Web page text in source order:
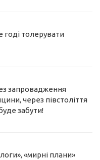
годі толерувати
запровадження
через півстоліття
забути!
«мирні плани»